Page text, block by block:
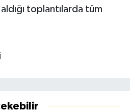
toplantılarda tüm